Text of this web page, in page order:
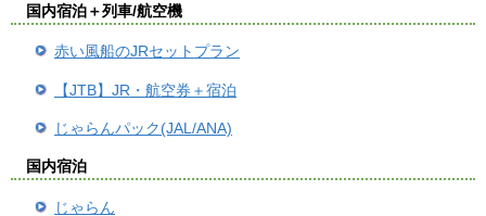
国内宿泊＋列車/航空機
赤い風船のJRセットプラン
【JTB】JR・航空券＋宿泊
じゃらんパック(JAL/ANA)
国内宿泊
じゃらん